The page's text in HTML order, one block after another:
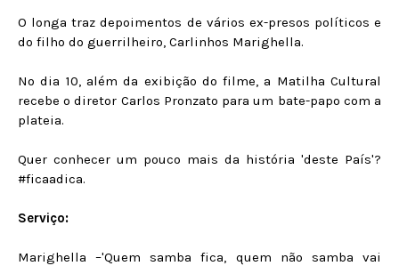
O longa traz depoimentos de vários ex-presos políticos e
do filho do guerrilheiro, Carlinhos Marighella.
No dia 10, além da exibição do filme, a Matilha Cultural
recebe o diretor Carlos Pronzato para um bate-papo com a
plateia.
Quer conhecer um pouco mais da história 'deste País'?
#ficaadica.
Serviço:
Marighella –'Quem samba fica, quem não samba vai